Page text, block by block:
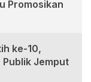
Promosikan
ke-10,
Jemput